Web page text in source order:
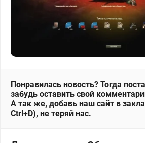
Понравилась новость? Тогда
забудь оставить свой
А так же, добавь наш сайт в
Ctrl+D), не теряй нас.